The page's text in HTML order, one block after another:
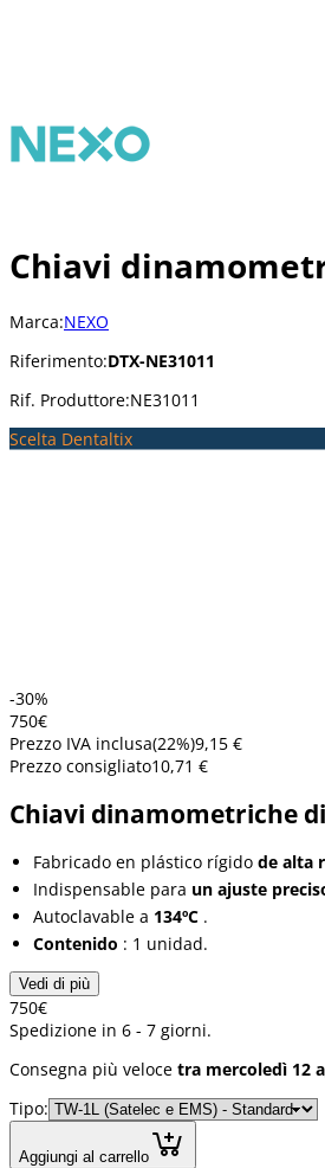
Chiavi
Marca:NEXO
Riferimento:DTX-NE31011
Rif. Produttore:NE31011
Scelta Dentaltix
-30%
750€
Prezzo IVA inclusa(22%)9,15 €
Prezzo consigliato10,71 €
Chiavi dinamometriche
Fabricado en plástico rígido de alta
Indispensable para un ajuste
Autoclavable a 134ºC .
Contenido : 1 unidad.
Vedi di più
750€
Spedizione in 6 - 7 giorni.
Consegna più veloce tra mercoledì 12
Tipo:
Aggiungi al carrello